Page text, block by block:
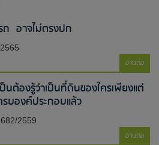
ถ อาจไม่ตรงปก
อ่านต่อ
ต้องรู้ว่าเป็นที่ดินของใครเพียงแต่
บองค์ประกอบแล้ว
2559
อ่านต่อ